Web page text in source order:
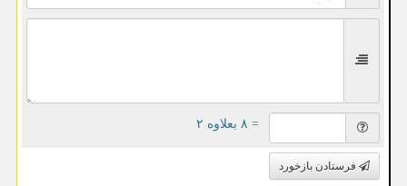
= ۸ بعلاوه ۲
فرستادن بازخورد